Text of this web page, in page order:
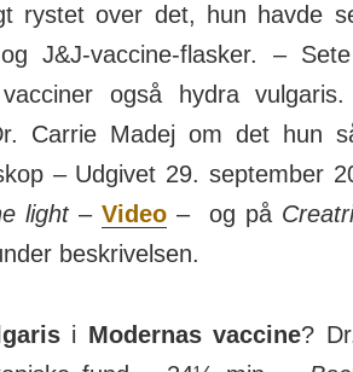
rystet over det, hun havde
J&J-vaccine-flasker. –
også hydra
Carrie Madej om det hun
– Udgivet 29. sep­tember
light– Video– og på
beskrivelsen.
i Modernas vaccine?